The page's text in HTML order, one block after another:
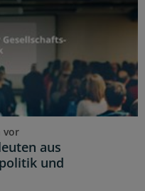
vor
aus
und